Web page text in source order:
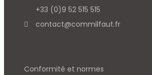
+33 (0)9 52 515 515
contact@commilfaut.fr
Conformité et normes